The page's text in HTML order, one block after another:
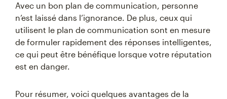
Avec un bon plan de communication, personne
n’est laissé dans l’ignorance. De plus, ceux qui
utilisent le plan de communication sont en mesure
de formuler rapidement des réponses intelligentes,
ce qui peut être bénéfique lorsque votre réputation
est en danger.
Pour résumer, voici quelques avantages de la